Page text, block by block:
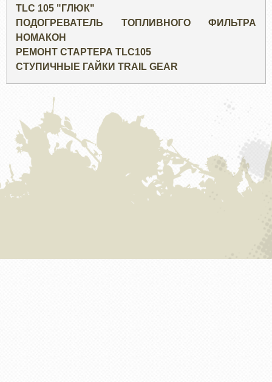
TLC 105 "ГЛЮК"
ПОДОГРЕВАТЕЛЬ ТОПЛИВНОГО ФИЛЬТРА
НОМАКОН
РЕМОНТ СТАРТЕРА TLC105
СТУПИЧНЫЕ ГАЙКИ TRAIL GEAR